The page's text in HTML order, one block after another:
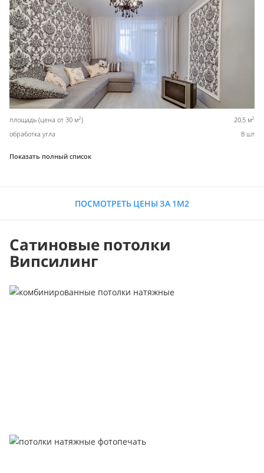
площадь (цена от 30 м2) 20,5 м2
обработка угла 8 шт
Показать полный список
ПОСМОТРЕТЬ ЦЕНЫ ЗА 1М2
Сатиновые потолки
Випсилинг